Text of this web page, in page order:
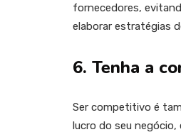
fornecedores,
elaborar estratégias
6. Tenha a
Ser competitivo é
lucro do seu